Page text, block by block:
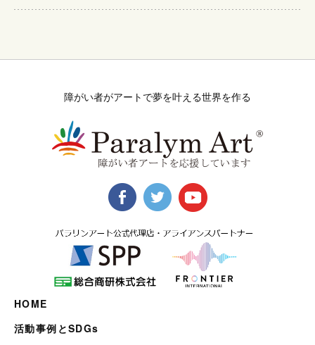
障がい者がアートで夢を叶える世界を作る
HOME
活動事例とSDGs